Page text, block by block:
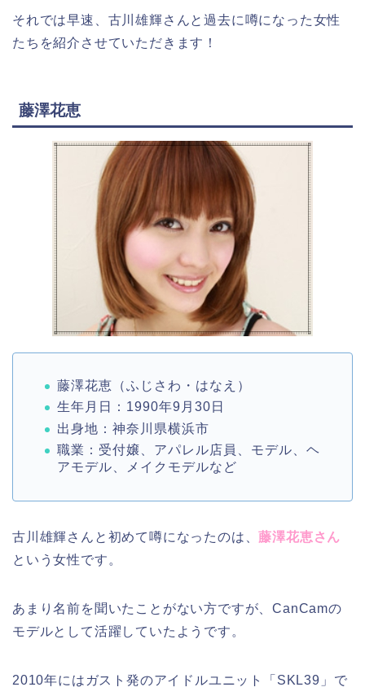
それでは早速、古川雄輝さんと過去に噂になった女性
たちを紹介させていただきます！
藤澤花恵
藤澤花恵（ふじさわ・はなえ）
生年月日：1990年9月30日
出身地：神奈川県横浜市
職業：受付嬢、アパレル店員、モデル、ヘ
アモデル、メイクモデルなど
古川雄輝さんと初めて噂になったのは、藤澤花恵さん
という女性です。
あまり名前を聞いたことがない方ですが、CanCamの
モデルとして活躍していたようです。
2010年にはガスト発のアイドルユニット「SKL39」で